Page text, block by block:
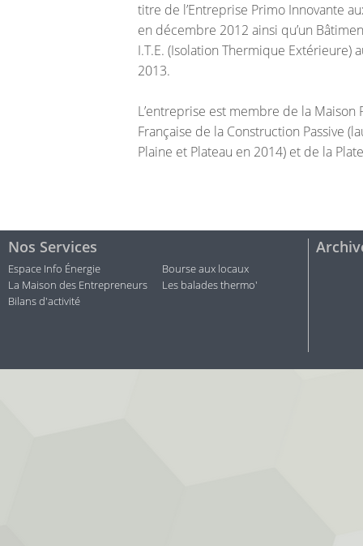
titre de l’Entreprise Primo Innovante
en décembre 2012 ainsi qu’un
I.T.E. (Isolation Thermique Extérieure)
2013.
L’entreprise est membre de la Maison
Française de la Construction Passive
Plaine et Plateau en 2014) et de la
Nos Services
Espace Info Énergie
Bourse aux locaux
La Maison des Entrepreneurs
Les balades thermo'
Bilans d'activité